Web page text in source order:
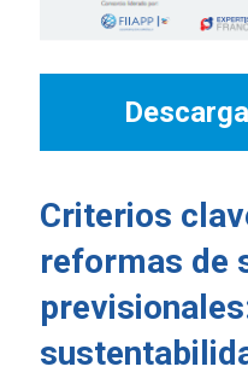
Criterios
reformas de